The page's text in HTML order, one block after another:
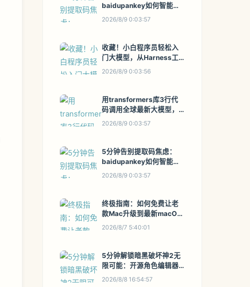
baidupankey如何智能破
解百度网盘资源锁
2026/8/9 0:03:57
收藏！小白程序员轻松入
门大模型，从Harness工
程开始实践
2026/8/9 0:03:56
用transformers库3行代
码调用全球最新大模型，
不再依赖ChatGPT网页版
2026/8/9 0:03:57
5分钟告别提取码焦虑：
baidupankey如何智能破
解百度网盘资源锁
2026/8/9 0:03:57
终极指南：如何免费让老
款Mac升级到最新macOS
系统
2026/8/7 5:40:01
5分钟解锁暗黑破坏神2无
限可能：开源角色编辑器
Diablo Edit2完全指南
2026/8/8 16:54:57